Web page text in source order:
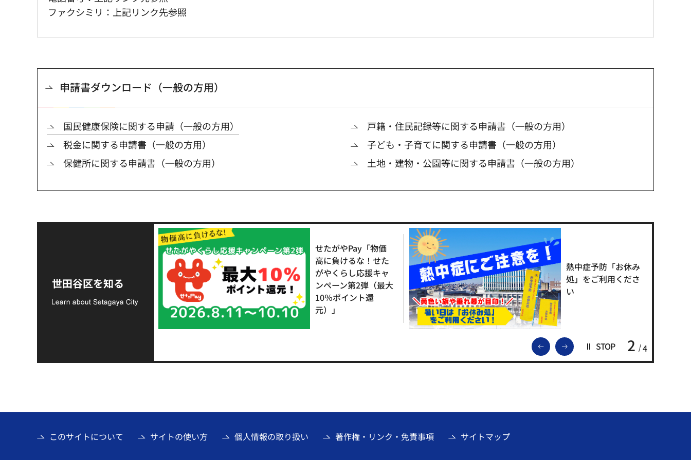
ファクシミリ：上記リンク先参照
申請書ダウンロード（一般の方用）
国民健康保険に関する申請（一般の方用）
戸籍・住民記録等に関する申請書（一般の方用）
税金に関する申請書（一般の方用）
子ども・子育てに関する申請書（一般の方用）
保健所に関する申請書（一般の方用）
土地・建物・公園等に関する申請書（一般の方用）
世田谷区を知る
前のスライドを表示
次のスライドを表示
STOP 2 4
支援金の募集につい
て
せたがやPay「物価
高に負けるな！せた
がやくらし応援キャ
ンペーン第2弾（最大
10％ポイント還
元）」
熱中症予防「お休み
処」をご利用くださ
い
このサイトについて サイトの使い方 個人情報の取り扱い 著作権・リンク・免責事項 サイトマップ